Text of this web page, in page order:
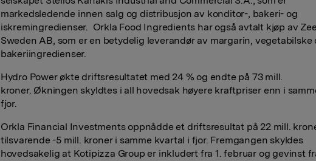
markedsledende innen salg og distribusjon av konditor-, bakeri- og
iskremingredienser. Orkla Food Ingredients har også avtalt kjøp av
Sweden AB, som er en betydelig leverandør av margarin, vegetabilske
bakeriingredienser.
Hydro Power økte driftsresultatet med 24 % og endte på 73 mill.
kroner. Økningen skyldtes i all hovedsak høyere kraftpriser enn i
fjor.
Orkla Financial Investments oppnådde et driftsresultat på 22 mill.
tilsvarende -5 mill. kroner i samme kvartal i fjor. Fremgangen skyldes
hovedsakelig at Kotipizza Group er inkludert fra 1. februar og gevinst